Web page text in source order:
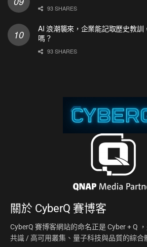
93 SHARES
AI 浪潮襲來，企業能記取歷史教訓
嗎？
93 SHARES
關於 CyberQ 賽博客
CyberQ 賽博客網站的命名正是 Cyber + Q
共識 / 高可用叢集、量子科技與品質的綜合